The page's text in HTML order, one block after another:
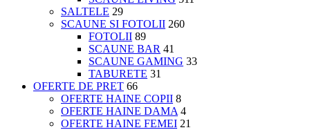
SALTELE 29
SCAUNE SI FOTOLII 260
FOTOLII 89
SCAUNE BAR 41
SCAUNE GAMING 33
TABURETE 31
OFERTE DE PRET 66
OFERTE HAINE COPII 8
OFERTE HAINE DAMA 4
OFERTE HAINE FEMEI 21